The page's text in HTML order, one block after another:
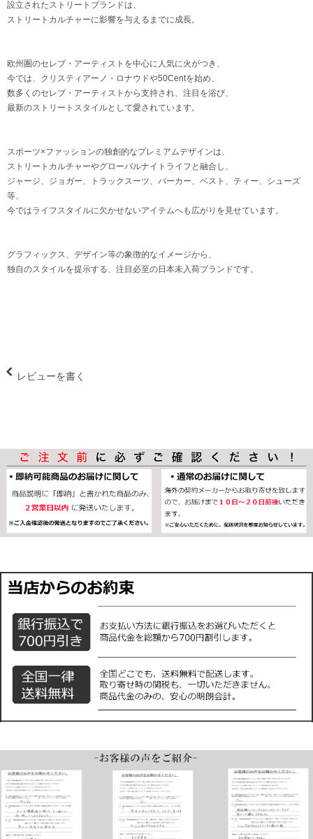
設立されたストリートブランドは、
ストリートカルチャーに影響を与えるまでに成長。
欧州圏のセレブ・アーティストを中心に人気に火がつき、
今では、クリスティアーノ・ロナウドや50Centを始め、
数多くのセレブ・アーティストから支持され、注目を浴び、
最新のストリートスタイルとして愛されています。
スポーツ×ファッションの独創的なプレミアムデザインは、
ストリートカルチャーやグローバルナイトライフと融合し、
ジャージ、ジョガー、トラックスーツ、パーカー、ベスト、ティー、シューズ
等、
今ではライフスタイルに欠かせないアイテムへも広がりを見せています。
グラフィックス、デザイン等の象徴的なイメージから、
独自のスタイルを提示する、注目必至の日本未入荷ブランドです。
レビューを書く